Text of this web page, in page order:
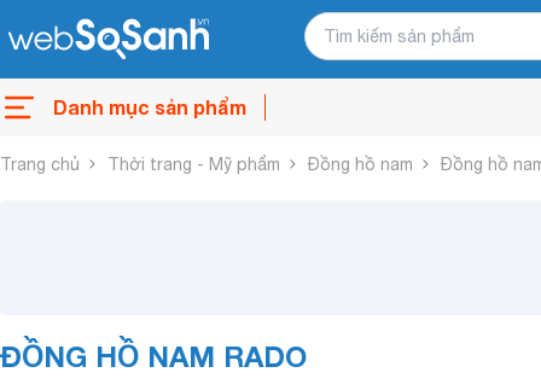
Danh mục sản phẩm
Trang chủ Thời trang - Mỹ phẩm Đồng hồ nam Đồng hồ
ĐỒNG HỒ NAM RADO